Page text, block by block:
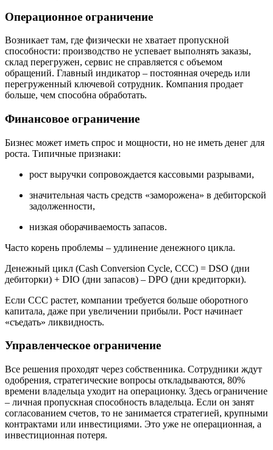
Операционное ограничение
Возникает там, где физически не хватает пропускной
способности: производство не успевает выполнять заказы,
склад перегружен, сервис не справляется с объемом
обращений. Главный индикатор – постоянная очередь или
перегруженный ключевой сотрудник. Компания продает
больше, чем способна обработать.
Финансовое ограничение
Бизнес может иметь спрос и мощности, но не иметь денег для
роста. Типичные признаки:
рост выручки сопровождается кассовыми разрывами,
значительная часть средств «заморожена» в дебиторской
задолженности,
низкая оборачиваемость запасов.
Часто корень проблемы – удлинение денежного цикла.
Денежный цикл (Cash Conversion Cycle, CCC) = DSO (дни
дебиторки) + DIO (дни запасов) – DPO (дни кредиторки).
Если CCC растет, компании требуется больше оборотного
капитала, даже при увеличении прибыли. Рост начинает
«съедать» ликвидность.
Управленческое ограничение
Все решения проходят через собственника. Сотрудники ждут
одобрения, стратегические вопросы откладываются, 80%
времени владельца уходит на операционку. Здесь ограничение
– личная пропускная способность владельца. Если он занят
согласованием счетов, то не занимается стратегией, крупными
контрактами или инвестициями. Это уже не операционная, а
инвестиционная потеря.